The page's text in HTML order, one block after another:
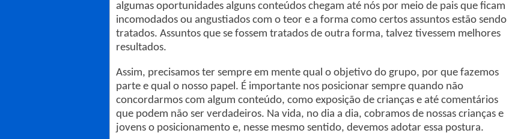
algumas oportunidades alguns conteúdos chegam até nós por meio de pais que ficam
incomodados ou angustiados com o teor e a forma como certos assuntos estão sendo
tratados. Assuntos que se fossem tratados de outra forma, talvez tivessem melhores
resultados.
Assim, precisamos ter sempre em mente qual o objetivo do grupo, por que fazemos
parte e qual o nosso papel. É importante nos posicionar sempre quando não
concordarmos com algum conteúdo, como exposição de crianças e até comentários
que podem não ser verdadeiros. Na vida, no dia a dia, cobramos de nossas crianças e
jovens o posicionamento e, nesse mesmo sentido, devemos adotar essa postura.